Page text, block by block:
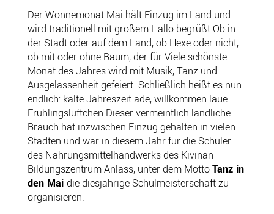
Der Wonnemonat Mai hält Einzug im Land und
wird traditionell mit großem Hallo begrüßt.Ob in
der Stadt oder auf dem Land, ob Hexe oder nicht,
ob mit oder ohne Baum, der für Viele schönste
Monat des Jahres wird mit Musik, Tanz und
Ausgelassenheit gefeiert. Schließlich heißt es nun
endlich: kalte Jahreszeit ade, willkommen laue
Frühlingslüftchen.Dieser vermeintlich ländliche
Brauch hat inzwischen Einzug gehalten in vielen
Städten und war in diesem Jahr für die Schüler
des Nahrungsmittelhandwerks des Kivinan-
Bildungszentrum Anlass, unter dem MottoTanz in
den Mai die diesjährige Schulmeisterschaft zu
organisieren.